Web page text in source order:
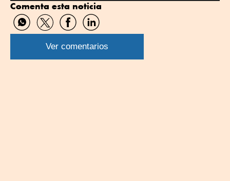
Comenta esta noticia
Compartir
por
WhatsApp
Compartir
por
Twitter
Compartir
por
Facebook
Compartir
por
Linkedin
Ver comentarios